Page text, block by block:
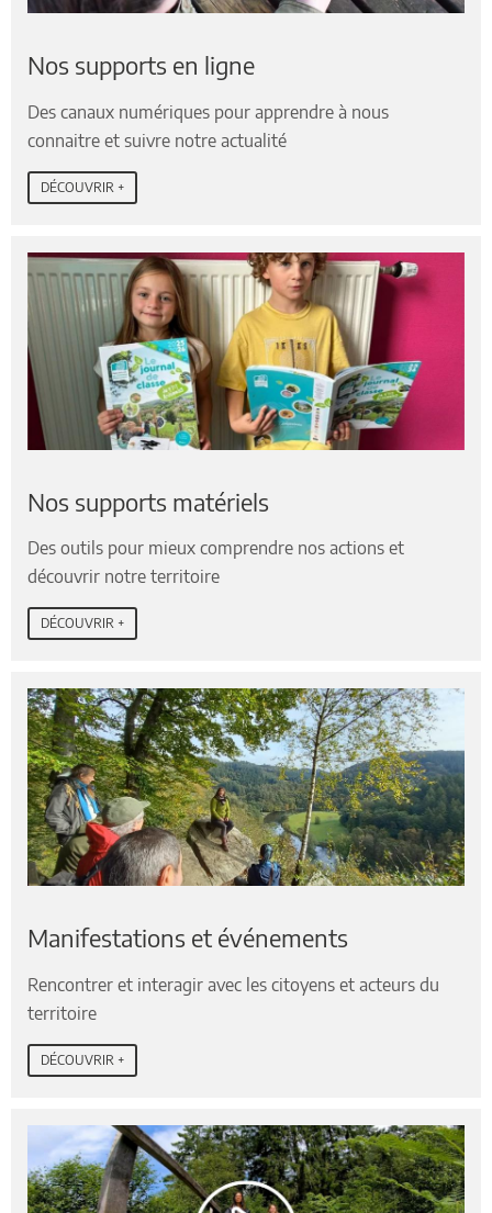
Nos supports en ligne
Des canaux numériques pour apprendre à nous
connaitre et suivre notre actualité
DÉCOUVRIR +
Nos supports matériels
Des outils pour mieux comprendre nos actions et
découvrir notre territoire
DÉCOUVRIR +
Manifestations et événements
Rencontrer et interagir avec les citoyens et acteurs du
territoire
DÉCOUVRIR +